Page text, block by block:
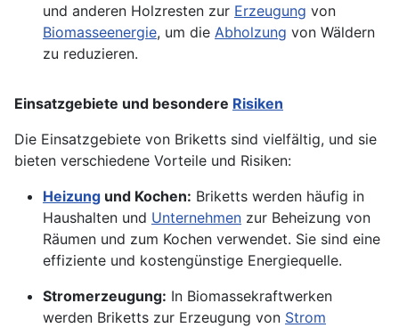
und anderen Holzresten zur Erzeugung von
Biomasseenergie, um die Abholzung von Wäldern
zu reduzieren.
Einsatzgebiete und besondere Risiken
Die Einsatzgebiete von Briketts sind vielfältig, und sie
bieten verschiedene Vorteile und Risiken:
Heizung und Kochen: Briketts werden häufig in
Haushalten und Unternehmen zur Beheizung von
Räumen und zum Kochen verwendet. Sie sind eine
effiziente und kostengünstige Energiequelle.
Stromerzeugung: In Biomassekraftwerken
werden Briketts zur Erzeugung von Strom